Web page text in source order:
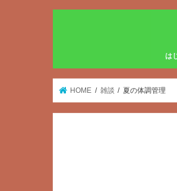
は
HOME 雑談 夏の体調管理